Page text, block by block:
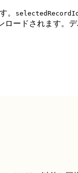
。 selectedRecordId
ロードされます。